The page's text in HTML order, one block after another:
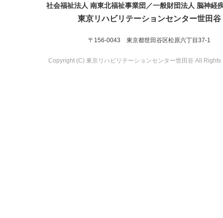
社会福祉法人 南東北福祉事業団／一般財団法人 脳神経
東京リハビリテーションセンター世田谷
〒156-0043 東京都世田谷区松原六丁目37-1
Copyright (C) 東京リハビリテーションセンター世田谷 All Rights